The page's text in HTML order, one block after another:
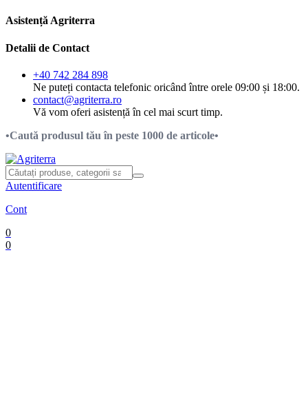
Asistență Agriterra
Detalii de Contact
+40 742 284 898
Ne puteți contacta telefonic oricând între orele 09:00 și 18:00.
contact@agriterra.ro
Vă vom oferi asistență în cel mai scurt timp.
•Caută produsul tău în peste 1000 de articole•
Autentificare
Cont
0
0